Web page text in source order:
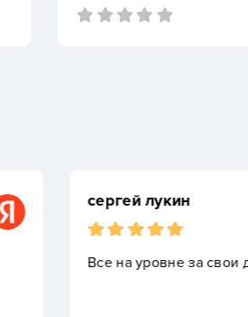
свои деньги, иногда бассейн